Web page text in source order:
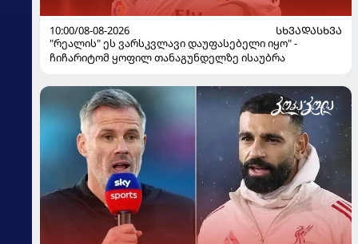
10:00/08-08-2026
ᲡᲮᲕᲐᲓᲐᲡᲮᲕᲐ
"რეალის" ეს ვარსკვლავი დაუფასებელი იყო" -
ჩიჩარიტომ ყოფილ თანაგუნდელზე ისაუბრა